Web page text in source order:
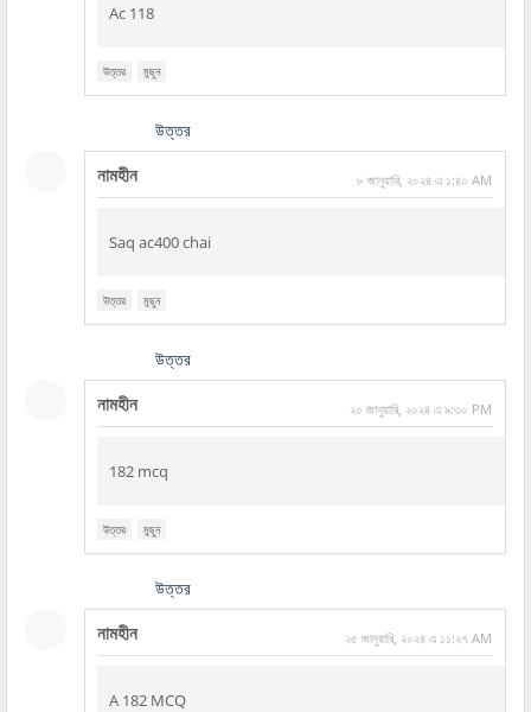
Ac 118
উত্তর মুছুন
উত্তর
নামহীন ৮ জানুয়ারি, ২০২৪ এ ১:৪০ AM
Saq ac400 chai
উত্তর মুছুন
উত্তর
নামহীন ২০ জানুয়ারি, ২০২৪ এ ৯:৩০ PM
182 mcq
উত্তর মুছুন
উত্তর
নামহীন ২৫ জানুয়ারি, ২০২৪ এ ১১:২৭ AM
A 182 MCQ